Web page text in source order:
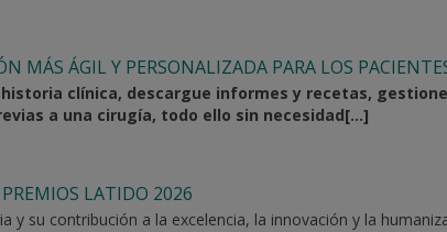
MÁS ÁGIL Y PERSONALIZADA PARA LOS
clínica, descargue informes y recetas,
a una cirugía, todo ello sin necesidad[...]
LATIDO 2026
su contribución a la excelencia, la innovación y la